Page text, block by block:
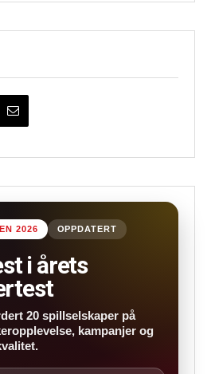
2026 OPPDATERT
i årets
20 spillselskaper på
kampanjer og